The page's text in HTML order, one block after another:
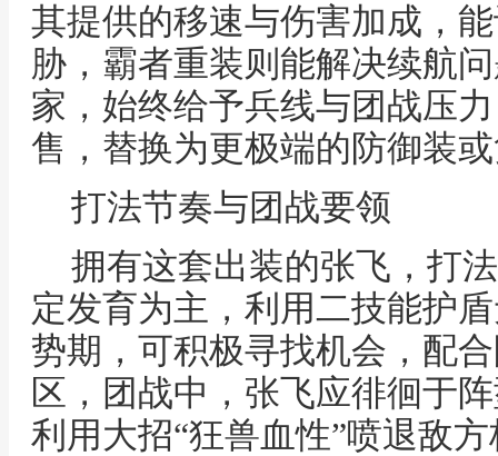
其提供的移速与伤害加成，
胁，霸者重装则能解决续航
家，始终给予兵线与团战压
售，替换为更极端的防御装
打法节奏与团战要领
拥有这套出装的张飞，打
定发育为主，利用二技能护
势期，可积极寻找机会，配
区，团战中，张飞应徘徊于
利用大招“狂兽血性”喷退敌